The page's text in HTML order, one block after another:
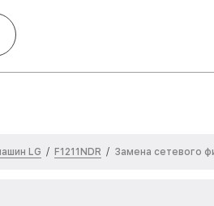
LG / F1211NDR / Замена сетевого